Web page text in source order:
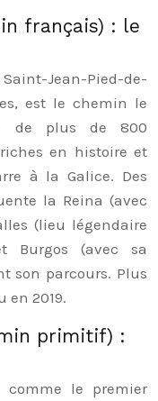
français) : le
Jean-Pied-de-
est le chemin le
de plus de 800
en histoire et
à la Galice. Des
la Reina (avec
(lieu légendaire
Burgos (avec sa
son parcours. Plus
en 2019.
primitif) :
comme le premier